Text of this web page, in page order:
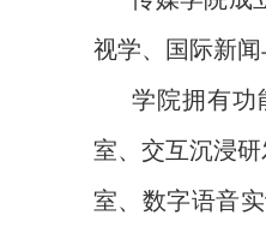
视学、国际新
学院拥有功
室、交互沉浸
室、数字语音